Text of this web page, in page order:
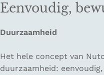
Eenvoudig,
Duurzaamheid
Het hele concept van
duurzaamheid: